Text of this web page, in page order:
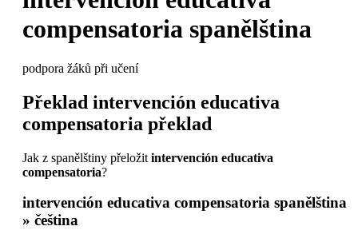
compensatoria spanělština
podpora žáků při učení
Překlad intervención educativa
compensatoria překlad
Jak z spanělštiny přeložit intervención educativa
compensatoria?
intervención educativa compensatoria spanělština
» čeština